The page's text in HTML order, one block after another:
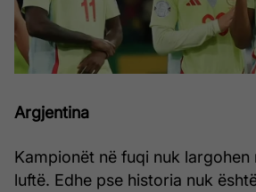
Argjentina
Kampionët në fuqi nuk largohen
luftë. Edhe pse historia nuk